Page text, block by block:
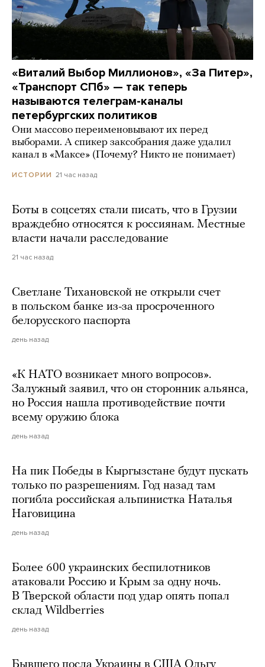
«Виталий Выбор Миллионов», «За Питер»,
«Транспорт СПб» — так теперь
называются телеграм-каналы
петербургских политиков
Они массово переименовывают их перед
выборами. А спикер заксобрания даже удалил
канал в «Максе» (Почему? Никто не понимает)
ИСТОРИИ 21 час назад
Боты в соцсетях стали писать, что в Грузии
враждебно относятся к россиянам. Местные
власти начали расследование
21 час назад
Светлане Тихановской не открыли счет
в польском банке из-за просроченного
белорусского паспорта
день назад
«К НАТО возникает много вопросов».
Залужный заявил, что он сторонник альянса,
но Россия нашла противодействие почти
всему оружию блока
день назад
На пик Победы в Кыргызстане будут пускать
только по разрешениям. Год назад там
погибла российская альпинистка Наталья
Наговицина
день назад
Более 600 украинских беспилотников
атаковали Россию и Крым за одну ночь.
В Тверской области под удар опять попал
склад Wildberries
день назад
Бывшего посла Украины в США Ольгу